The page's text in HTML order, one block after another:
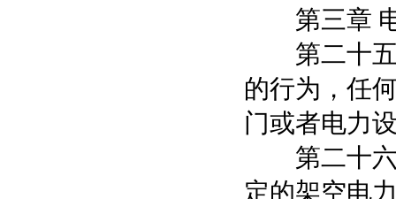
第三章 电
第二十五
的行为，任
门或者电力
第二十六
定的架空电